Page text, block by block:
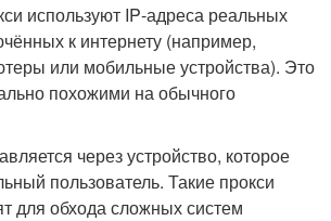
используют IP‑адреса реальных
к интернету (например,
или мобильные устройства). Это
похожими на обычного
через устройство, которое
пользователь. Такие прокси
для обхода сложных систем